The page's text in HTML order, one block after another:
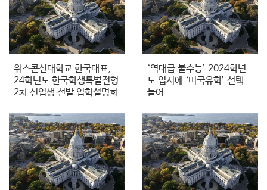
위스콘신대학교 한국대표,
24학년도 한국학생특별전형
2차 신입생 선발 입학설명회
‘역대급 불수능’ 2024학년
도 입시에 ‘미국유학’ 선택
늘어